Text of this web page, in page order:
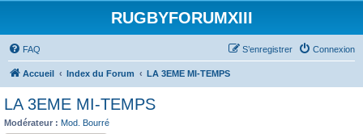
RUGBYFORUMXIII
FAQ Connexion
S’enregistrer
Accueil Index du Forum LA 3EME MI-TEMPS
LA 3EME MI-TEMPS
Modérateur : Mod. Bourré